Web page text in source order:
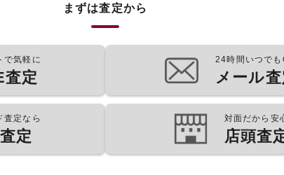
まずは査定から
で気軽に
査定
24時間いつでも
メール査
査定なら
定
対面だから安
店頭査